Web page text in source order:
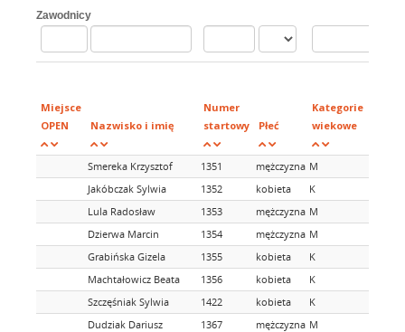
Zawodnicy
Miejsce
OPEN
Nazwisko i imię
Numer
startowy
Płeć
Kategorie
wiekowe
Smereka Krzysztof 1351 mężczyzna M
Jakóbczak Sylwia
1352 kobieta
K
Lula Radosław
1353 mężczyzna M
Dzierwa Marcin
1354 mężczyzna M
Grabińska Gizela
1355 kobieta
K
Machtałowicz Beata
1356 kobieta
K
Szczęśniak Sylwia
1422 kobieta
K
Dudziak Dariusz
1367 mężczyzna M